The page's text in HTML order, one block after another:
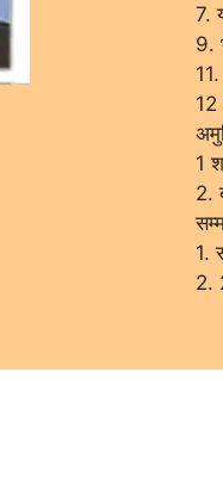
7.
9.
12
1
2.
1.
2.